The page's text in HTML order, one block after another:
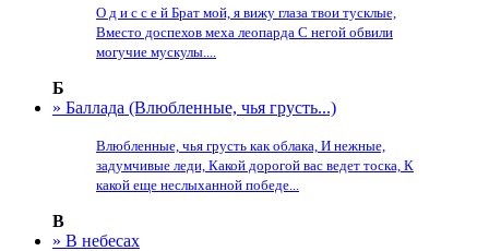
О д и с с е й Брат мой, я вижу глаза твои тусклые,
Вместо доспехов меха леопарда С негой обвили
могучие мускулы....
Б
» Баллада (Влюбленные, чья грусть...)
Влюбленные, чья грусть как облака, И нежные,
задумчивые леди, Какой дорогой вас ведет тоска, К
какой еще неслыханной победе...
В
» В небесах